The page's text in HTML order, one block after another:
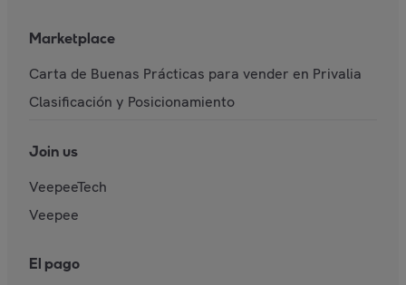
Marketplace
Carta de Buenas Prácticas para vender en Privalia
Clasificación y Posicionamiento
Join us
VeepeeTech
Veepee
El pago